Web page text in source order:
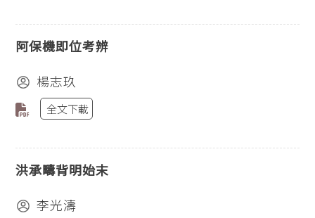
阿保機即位考辨
楊志玖
全文下載
洪承疇背明始末
李光濤